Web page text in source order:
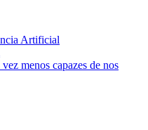
Artificial
menos capazes de nos